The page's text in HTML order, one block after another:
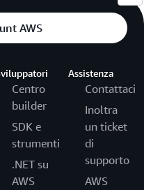
AWS
Centro
builder
SDK e
strumenti
.NET su
AWS
Assistenza
Contattaci
Inoltra
un ticket
di
supporto
AWS